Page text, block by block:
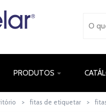
PRODUTOS
> fitas de etiquetar >